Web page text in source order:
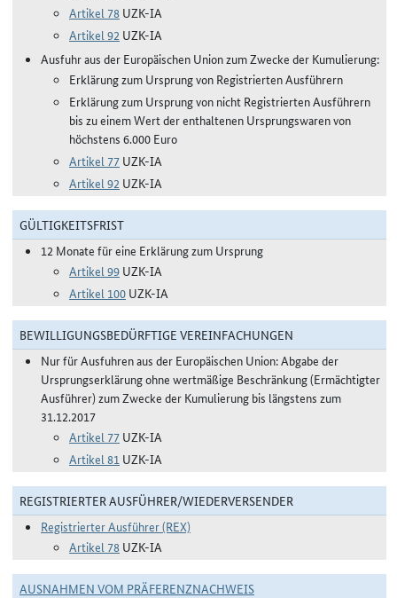
Artikel 78 UZK-IA
Artikel 92 UZK-IA
Ausfuhr aus der Europäischen Union zum Zwecke der Kumulierung:
Erklärung zum Ursprung von Registrierten Ausführern
Erklärung zum Ursprung von nicht Registrierten Ausführern
bis zu einem Wert der enthaltenen Ursprungswaren von
höchstens 6.000 Euro
Artikel 77 UZK-IA
Artikel 92 UZK-IA
GÜLTIGKEITSFRIST
12 Monate für eine Erklärung zum Ursprung
Artikel 99 UZK-IA
Artikel 100 UZK-IA
BEWILLIGUNGSBEDÜRFTIGE VEREINFACHUNGEN
Nur für Ausfuhren aus der Europäischen Union: Abgabe der
Ursprungserklärung ohne wertmäßige Beschränkung (Ermächtigter
Ausführer) zum Zwecke der Kumulierung bis längstens zum
31.12.2017
Artikel 77 UZK-IA
Artikel 81 UZK-IA
REGISTRIERTER AUSFÜHRER/WIEDERVERSENDER
Registrierter Ausführer (REX)
Artikel 78 UZK-IA
AUSNAHMEN VOM PRÄFERENZNACHWEIS